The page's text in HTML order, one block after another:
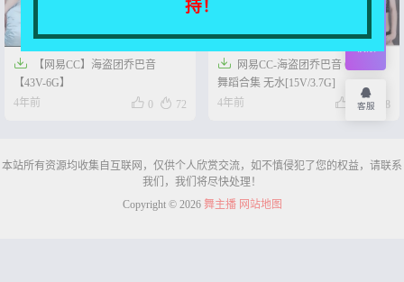

【网易CC】海盗团乔巴音
【43V-6G】
4年前
 0  72

网易CC-海盗团乔巴音 6月精选
舞蹈合集 无水[15V/3.7G]
4年前
  48
本站所有资源均收集自互联网，仅供个人欣赏交流，如不慎侵犯了您的权益，请联系
我们，我们将尽快处理！
Copyright © 2026 舞主播 网站地图
持！
会员
客服